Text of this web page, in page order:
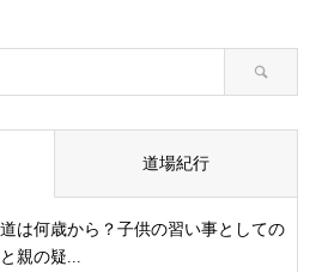
道場紀行
は何歳から？子供の習い事としての
親の疑...